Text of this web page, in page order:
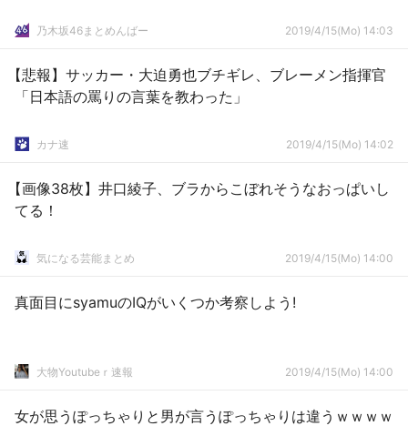
乃木坂46まとめんばー 2019/4/15(Mo) 14:03
【悲報】サッカー・大迫勇也ブチギレ、ブレーメン指揮官
「日本語の罵りの言葉を教わった」
カナ速 2019/4/15(Mo) 14:02
【画像38枚】井口綾子、ブラからこぼれそうなおっぱいし
てる！
気になる芸能まとめ 2019/4/15(Mo) 14:00
真面目にsyamuのIQがいくつか考察しよう!
大物Youtubeｒ速報 2019/4/15(Mo) 14:00
女が思うぽっちゃりと男が言うぽっちゃりは違うｗｗｗｗ